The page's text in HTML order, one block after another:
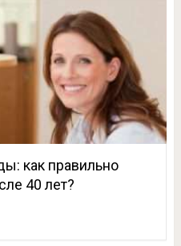
как правильно
40 лет?